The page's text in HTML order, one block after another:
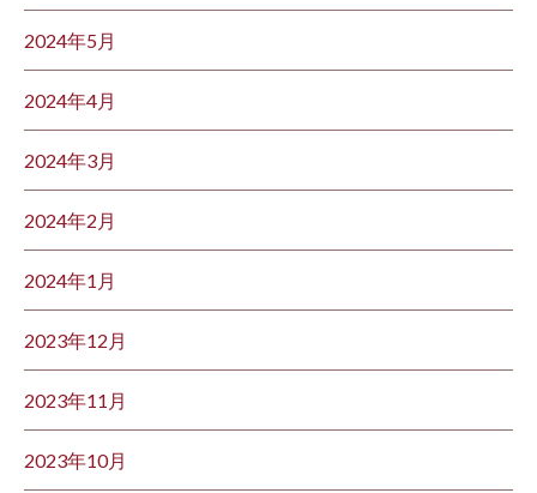
2024年5月
2024年4月
2024年3月
2024年2月
2024年1月
2023年12月
2023年11月
2023年10月